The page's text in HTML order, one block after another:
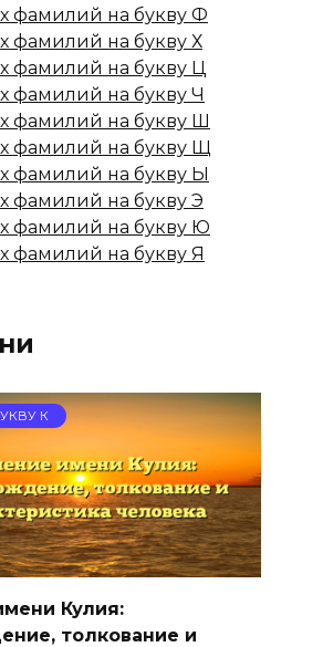
фамилий на букву Ф
фамилий на букву Х
фамилий на букву Ц
фамилий на букву Ч
фамилий на букву Ш
фамилий на букву Щ
фамилий на букву Ы
фамилий на букву Э
фамилий на букву Ю
фамилий на букву Я
К
Кулия:
толкование и